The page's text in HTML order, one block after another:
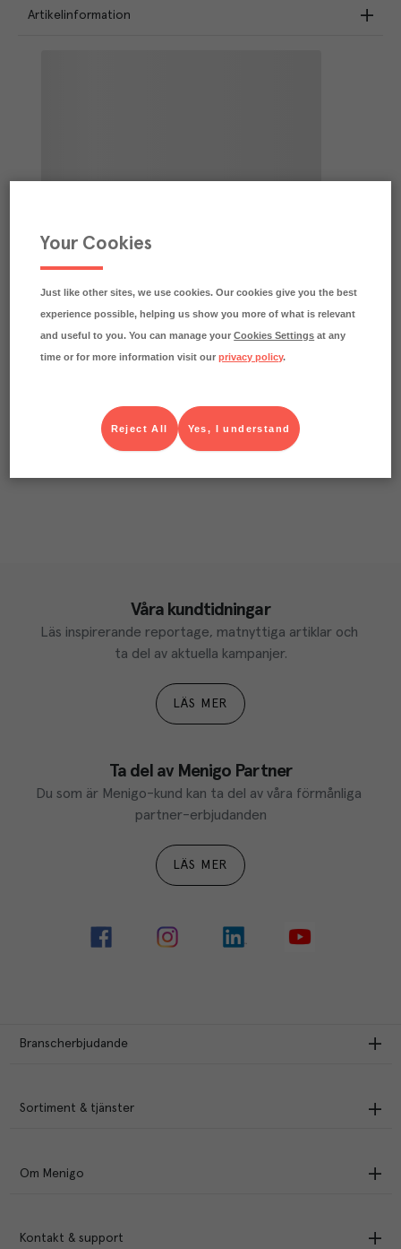
Artikelinformation
Våra kundtidningar
Läs inspirerande reportage, matnyttiga artiklar och
ta del av aktuella kampanjer.
LÄS MER
Ta del av Menigo Partner
Du som är Menigo-kund kan ta del av våra förmånliga
partner-erbjudanden
LÄS MER
Branscherbjudande
Sortiment & tjänster
Om Menigo
Kontakt & support
Your Cookies
Just like other sites, we use cookies. Our cookies give you the best
experience possible, helping us show you more of what is relevant
and useful to you. You can manage yourCookies Settings at any
time or for more information visit ourprivacy policy.
Yes, I understand
Reject All